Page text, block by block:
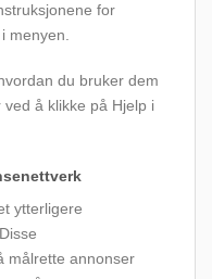
for
menyen.
du bruker dem
ved å klikke på Hjelp i
ytterligere
målrette annonser